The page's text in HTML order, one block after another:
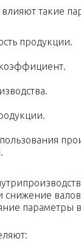
такие
продукции.
снижение
параметры